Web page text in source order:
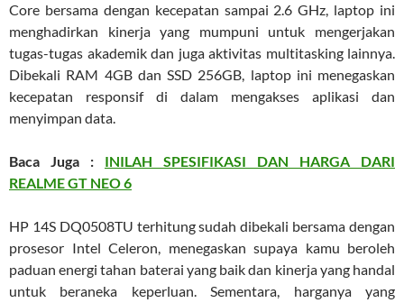
Core bersama dengan kecepatan sampai 2.6 GHz, laptop ini
menghadirkan kinerja yang mumpuni untuk mengerjakan
tugas-tugas akademik dan juga aktivitas multitasking lainnya.
Dibekali RAM 4GB dan SSD 256GB, laptop ini menegaskan
kecepatan responsif di dalam mengakses aplikasi dan
menyimpan data.
Baca Juga : INILAH SPESIFIKASI DAN HARGA DARI
REALME GT NEO 6
HP 14S DQ0508TU terhitung sudah dibekali bersama dengan
prosesor Intel Celeron, menegaskan supaya kamu beroleh
paduan energi tahan baterai yang baik dan kinerja yang handal
untuk beraneka keperluan. Sementara, harganya yang